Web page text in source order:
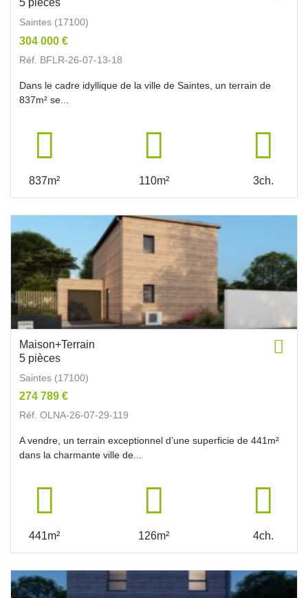
5 pièces
Saintes (17100)
304 000 €
Réf. BFLR-26-07-13-18
Dans le cadre idyllique de la ville de Saintes, un terrain de
837m² se...
837m² 110m² 3ch.
Maison+Terrain
5 pièces
Saintes (17100)
274 789 €
Réf. OLNA-26-07-29-119
A vendre, un terrain exceptionnel d’une superficie de 441m²
dans la charmante ville de...
441m² 126m² 4ch.